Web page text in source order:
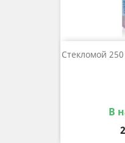
Стекломой
В